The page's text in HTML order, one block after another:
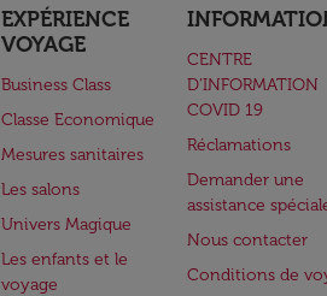
EXPÉRIENCE
VOYAGE
Business Class
Classe Economique
Mesures sanitaires
Les salons
Univers Magique
Les enfants et le
voyage
CENTRE
D’INFORMATION
COVID 19
Réclamations
Demander une
assistance
Nous contacter
Conditions de